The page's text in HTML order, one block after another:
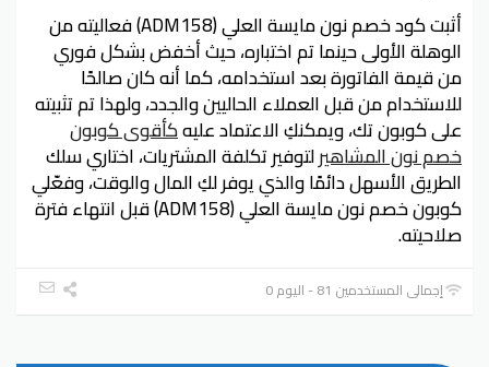
أثبت كود خصم نون مايسة العلي (ADM158) فعاليته من
الوهلة الأولى حينما تم اختباره، حيث أخفض بشكل فوري
من قيمة الفاتورة بعد استخدامه، كما أنه كان صالحًا
للاستخدام من قبل العملاء الحاليين والجدد، ولهذا تم تثبيته
على كوبون تك، ويمكنكِ الاعتماد عليهكأقوى كوبون
خصم نون المشاهيرلتوفير تكلفة المشتريات، اختاري سلك
الطريق الأسهل دائمًا والذي يوفر لكِ المال والوقت، وفعّلي
كوبون خصم نون مايسة العلي (ADM158) قبل انتهاء فترة
صلاحيته.
إجمالي المستخدمين 81 - اليوم 0